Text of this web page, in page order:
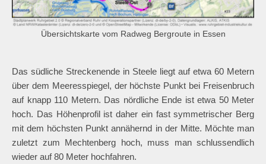
Übersichtskarte vom Radweg Bergroute in Essen
Das südliche Streckenende in Steele liegt auf etwa 60 Metern
über dem Meeresspiegel, der höchste Punkt bei Freisenbruch
auf knapp 110 Metern. Das nördliche Ende ist etwa 50 Meter
hoch. Das Höhenprofil ist daher ein fast symmetrischer Berg
mit dem höchsten Punkt annähernd in der Mitte. Möchte man
zuletzt zum Mechtenberg hoch, muss man schlussendlich
wieder auf 80 Meter hochfahren.